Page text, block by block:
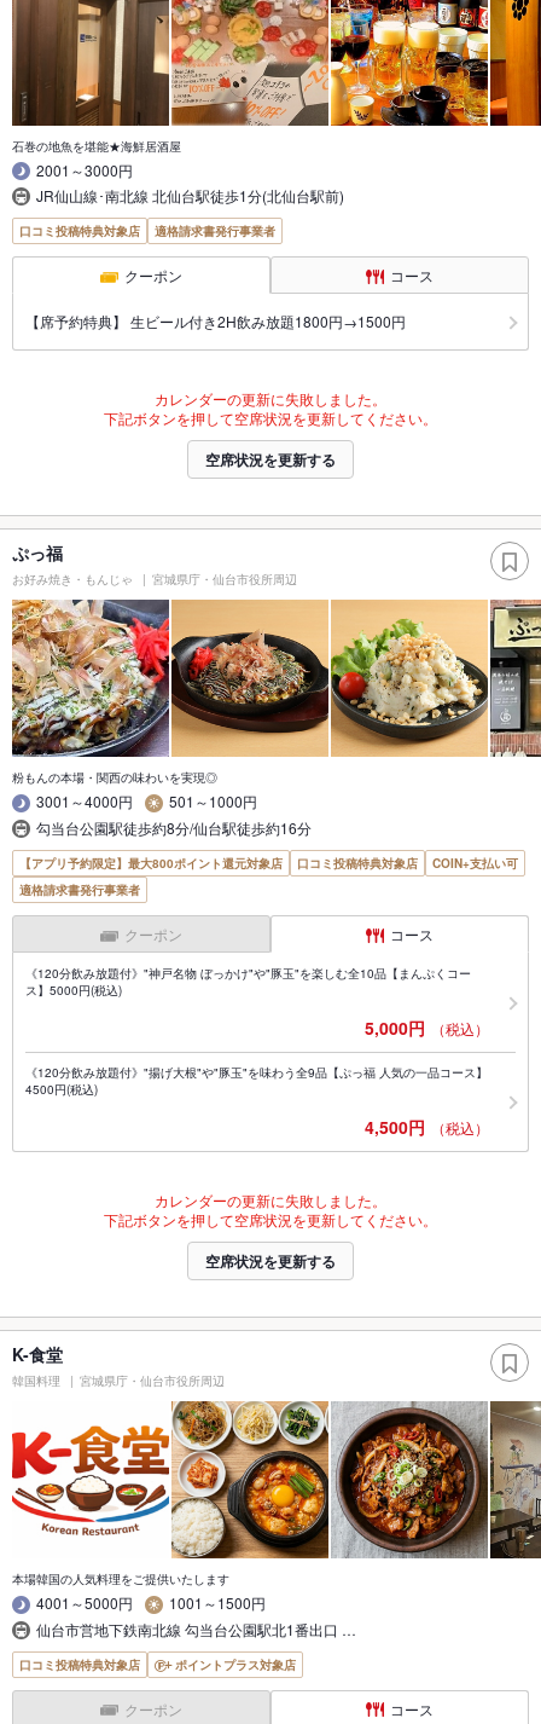
石巻の地魚を堪能★海鮮居酒屋
2001～3000円
JR仙山線･南北線 北仙台駅徒歩1分(北仙台駅前)
口コミ投稿特典対象店 適格請求書発行事業者
クーポン コース
【席予約特典】 生ビール付き2H飲み放題1800円→1500円
カレンダーの更新に失敗しました。
下記ボタンを押して空席状況を更新してください。
空席状況を更新する
ぷっ福
お好み焼き・もんじゃ 宮城県庁・仙台市役所周辺
粉もんの本場・関西の味わいを実現◎
3001～4000円
501～1000円
勾当台公園駅徒歩約8分/仙台駅徒歩約16分
【アプリ予約限定】最大800ポイント還元対象店 口コミ投稿特典対象店
COIN+支払い可
適格請求書発行事業者
クーポン コース
《120分飲み放題付》"神戸名物 ぼっかけ"や"豚玉"を楽しむ全10品【まんぷくコー
ス】5000円(税込)
5,000円 （税込）
《120分飲み放題付》"揚げ大根"や"豚玉"を味わう全9品【ぷっ福 人気の一品コース】
4500円(税込)
4,500円 （税込）
カレンダーの更新に失敗しました。
下記ボタンを押して空席状況を更新してください。
空席状況を更新する
K-食堂
韓国料理 宮城県庁・仙台市役所周辺
本場韓国の人気料理をご提供いたします
4001～5000円
1001～1500円
仙台市営地下鉄南北線 勾当台公園駅北1番出口 …
口コミ投稿特典対象店 ポイントプラス対象店
クーポン コース